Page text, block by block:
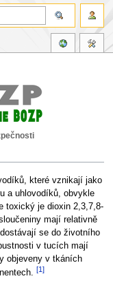
které vznikají jako
a uhlovodíků, obvykle
toxický je dioxin 2,3,7,8-
mají relativně
se do životního
v tucích mají
objeveny v tkáních
[1]